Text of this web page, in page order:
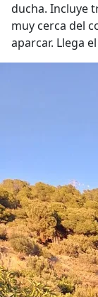
ducha. Incluye
muy cerca del
aparcar. Llega